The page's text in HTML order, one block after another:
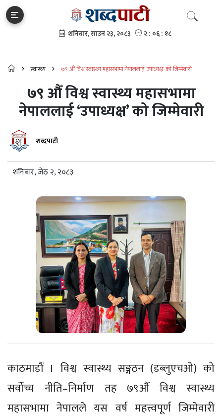
स्वास्थ्य ७९ औँ विश्व स्वास्थ्य महासभामा नेपाललाई ‘उपाध्यक्ष’ को जिम्मेवारी
७९ औँ विश्व स्वास्थ्य महासभामा
नेपाललाई ‘उपाध्यक्ष’ को जिम्मेवारी
शब्दपाटी
शनिबार, जेठ २, २०८३
काठमाडौं । विश्व स्वास्थ्य सङ्गठन (डब्लुएचओ) को
सर्वोच्च नीति–निर्माण तह ७९औँ विश्व स्वास्थ्य
महासभामा नेपालले यस वर्ष महत्त्वपूर्ण जिम्मेवारी